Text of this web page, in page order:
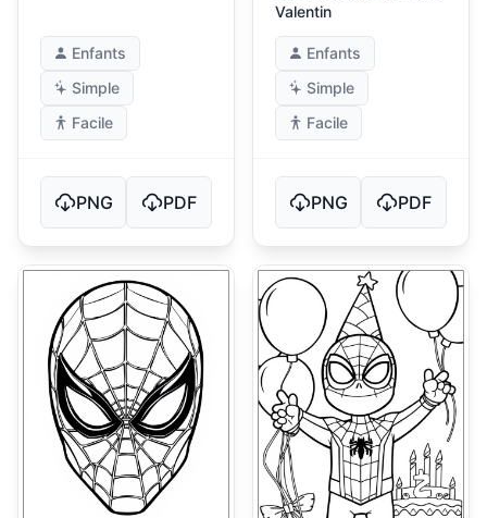
Enfants
Simple
Facile
PNG PDF
Valentin
Enfants
Simple
Facile
PNG PDF